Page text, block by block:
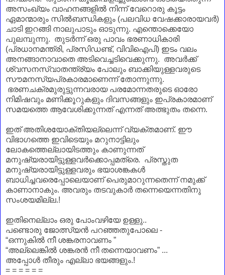
അസംഖ്യം വാഹനങ്ങളിൽ നിന്ന് വേറൊരു കൂട്ടം
ഏമാന്മാരും സിൽബന്ധികളും (പലവിധ വേഷക്കാരായവർ)
ചാടി ഇറങ്ങി നാലുപാടും ഓടുന്നു. എന്തൊക്കെയോ
പുലമ്പുന്നു. തുടർന്ന് ഒരു പാവം ഭരണാധികാരി
(പ്രധാനമന്ത്രി, പ്രസിഡണ്ട്, വിവിഐപി) ഇടം വലം
അനങ്ങാനാവാതെ അടിവെച്ചടിവെക്കുന്നു. അവർക്ക്
ശ്വസനസ്വാതന്ത്ര്യം പോലും ബാക്കിയുള്ളവരുടെ
സൗമനസ്യപ്രകാരമാണെന്ന് തോന്നുന്നു.
ഭരണചക്രമുരുട്ടുന്നവരായ പരമോന്നതരുടെ ഓരോ
നിമിഷവും മണിക്കൂറുകളും ദിവസങ്ങളും ഇപ്രകാരമാണ്‌
സമയത്തെ ആവേശിക്കുന്നത് എന്നത് അത്ഭുതം തന്നെ.
ഇത് അതിശയോക്തിയല്ലെന്ന് വ്യക്തമാണ്‌. ഈ
വിഭാഗത്തെ ഇവിടെയും മറുനാട്ടിലും
ലോകത്തെല്ലായിടത്തും കാണുന്നത്
മനുഷ്യരായിട്ടുള്ളവർക്കൊപ്പമത്രെ. പ്രസ്തുത
മനുഷ്യരായിട്ടുള്ളവരും ഭയാശങ്കകൾ
ബാധിച്ചവരെപ്പോലെയാണ്‌ പെരുമാറുന്നതെന്ന് നമുക്ക്
കാണാനാകും. അവരും തടവുകാർ തന്നെയെന്നതിനു
സംശയമില്ല.!
ഇതിനെല്ലാം ഒരു പോംവഴിയേ ഉള്ളു..
പണ്ടൊരു ജോത്സ്യൻ പറഞ്ഞതുപോലെ -
“ഒന്നുകിൽ നീ ശങ്കരനാവണം ”
“അല്ലെങ്കിൽ ശങ്കരൻ നീ തന്നെയാവണം” ...
അപ്പോൾ തീരും എല്ലാ ഭയങ്ങളും.!
= = = = = =